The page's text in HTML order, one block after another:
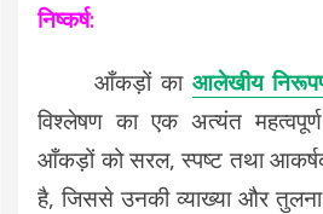
निष्कर्ष:
आँकड़ों का आलेखीय
विश्लेषण का एक अत्यंत
आँकड़ों को सरल, स्पष्ट तथा
है, जिससे उनकी व्याख्या और